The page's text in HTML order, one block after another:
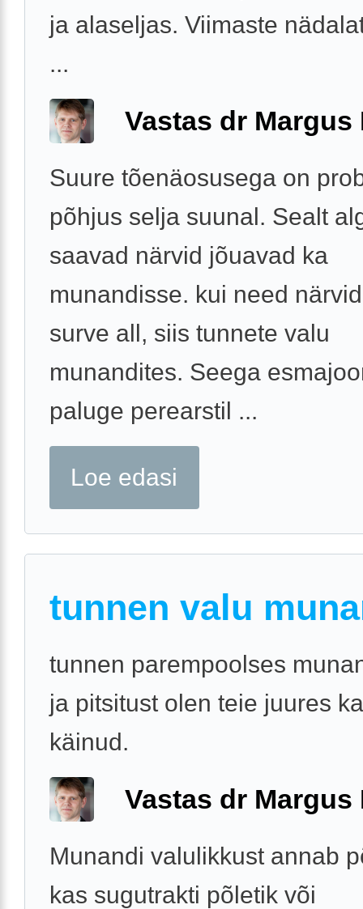
ja alaseljas. Viimaste
...
Vastas dr Margus
Suure tõenäosusega on
põhjus selja suunal. Sealt
saavad närvid jõuavad ka
munandisse. kui need
surve all, siis tunnete valu
munandites. Seega
paluge perearstil ...
Loe edasi
tunnen valu
tunnen parempoolses
ja pitsitust olen teie juures
käinud.
Vastas dr Margus
Munandi valulikkust annab
kas sugutrakti põletik või